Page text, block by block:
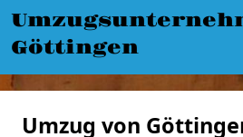
Göttingen
Umzug von